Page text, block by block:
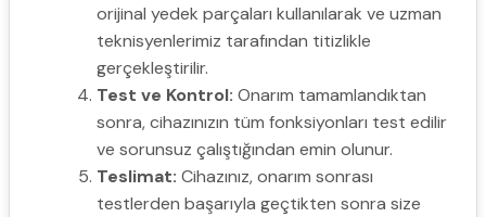
orijinal yedek parçaları kullanılarak ve uzman
teknisyenlerimiz tarafından titizlikle
gerçekleştirilir.
Test ve Kontrol: Onarım tamamlandıktan
sonra, cihazınızın tüm fonksiyonları test edilir
ve sorunsuz çalıştığından emin olunur.
Teslimat: Cihazınız, onarım sonrası
testlerden başarıyla geçtikten sonra size